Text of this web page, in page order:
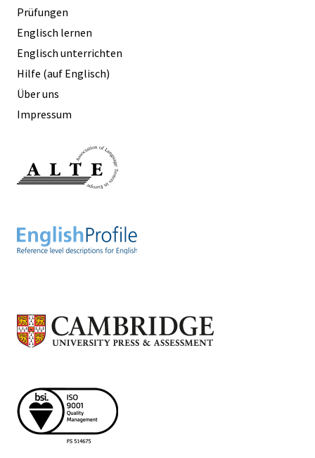
Prüfungen
Englisch lernen
Englisch unterrichten
Hilfe (auf Englisch)
Über uns
Impressum